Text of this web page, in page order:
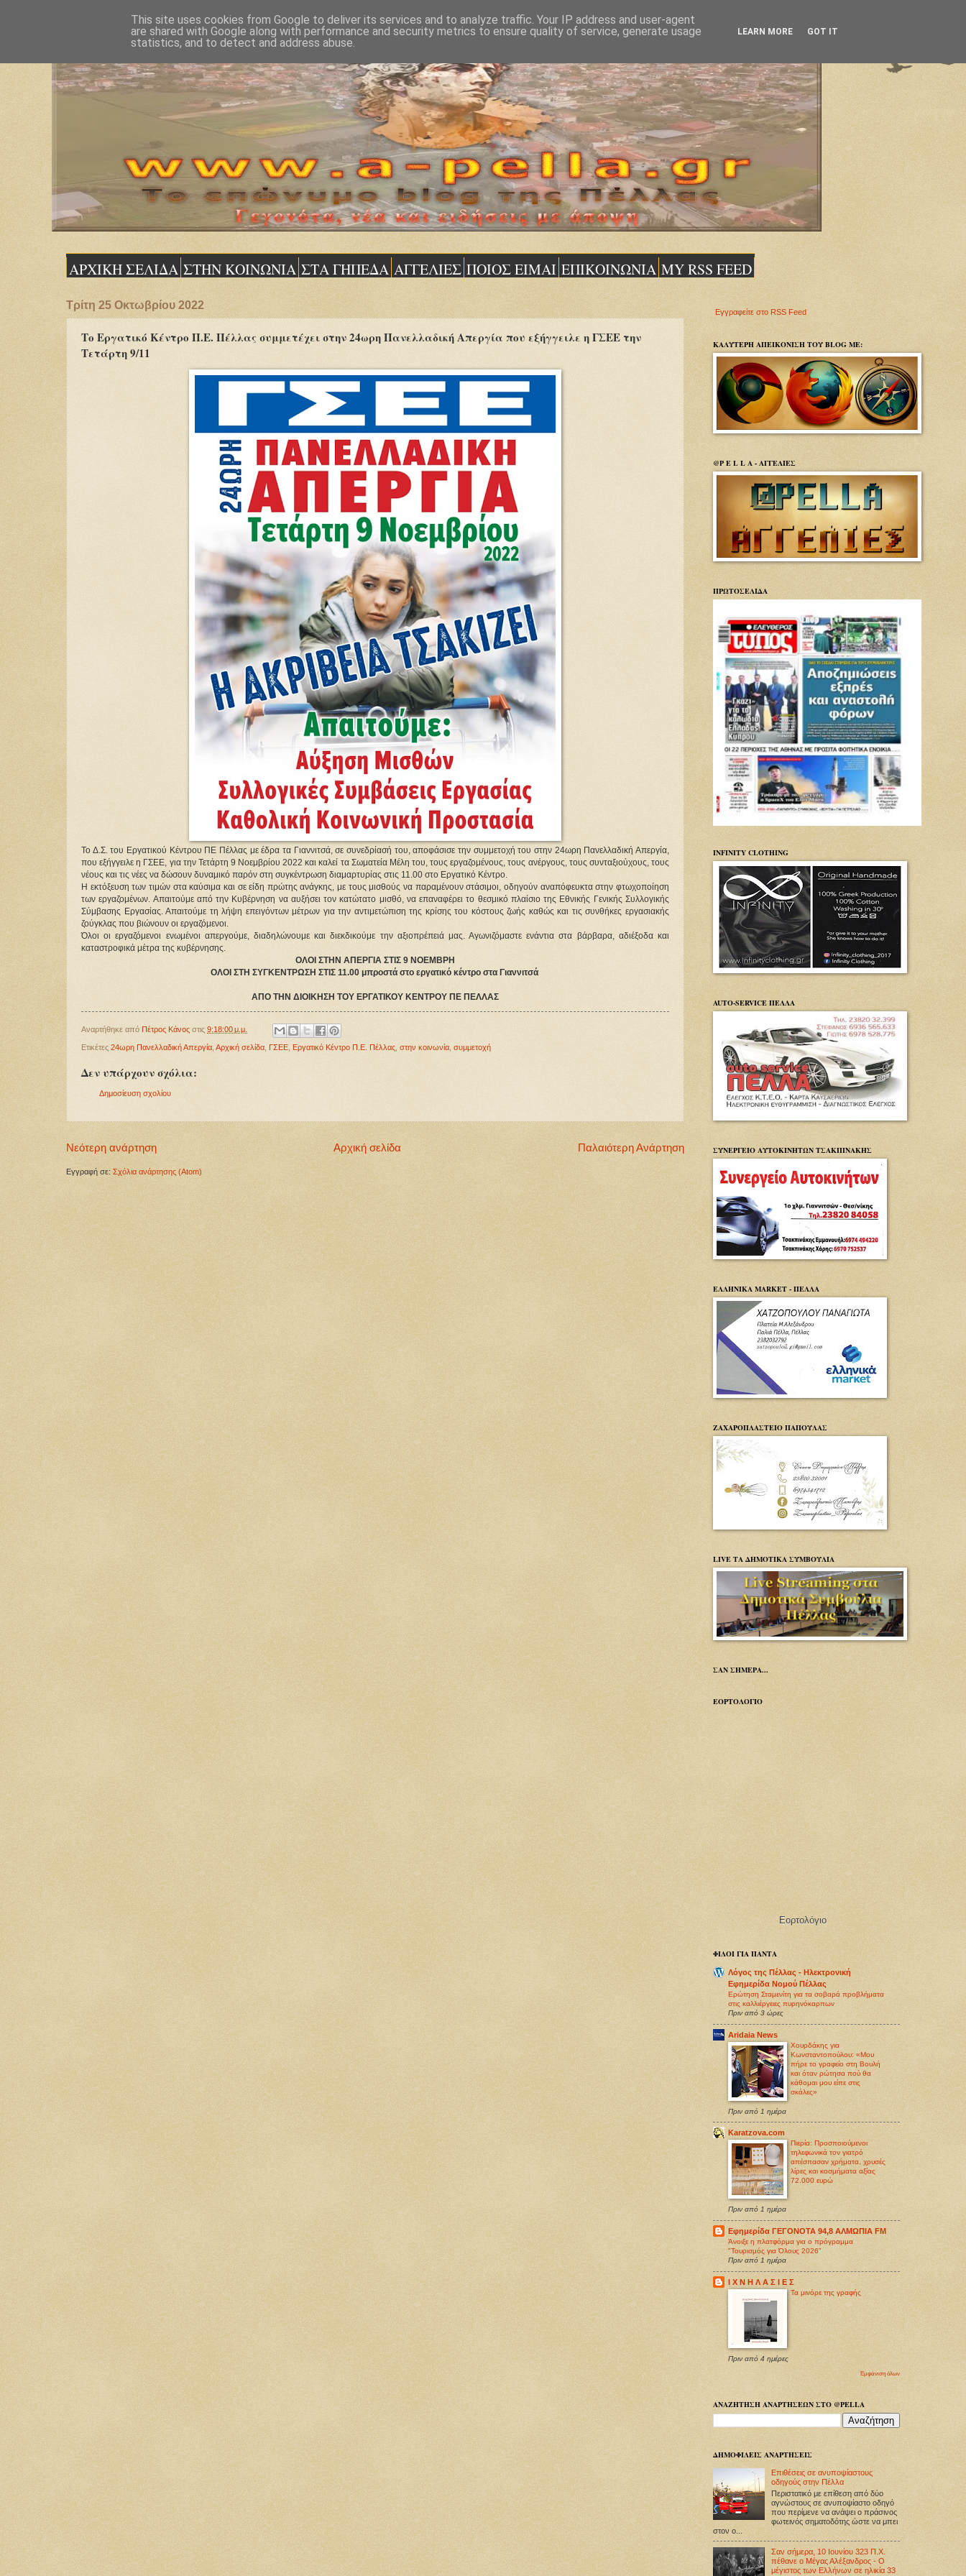
ΑΡΧΙΚΗ ΣΕΛΙΔΑ ΣΤΗΝ ΚΟΙΝΩΝΙΑ ΣΤΑ ΓΗΠΕΔΑ ΑΓΓΕΛΙΕΣ ΠΟΙΟΣ ΕΙΜΑΙ ΕΠΙΚΟΙΝΩΝΙΑ MY RSS FEED
Τρίτη 25 Οκτωβρίου 2022
Το Εργατικό Κέντρο Π.Ε. Πέλλας συμμετέχει στην 24ωρη Πανελλαδική Απεργία που εξήγγειλε η ΓΣΕΕ την
Τετάρτη 9/11
Το Δ.Σ. του Εργατικού Κέντρου ΠΕ Πέλλας με έδρα τα Γιαννιτσά, σε συνεδρίασή του, αποφάσισε την συμμετοχή του στην 24ωρη Πανελλαδική Απεργία,
που εξήγγειλε η ΓΣΕΕ, για την Τετάρτη 9 Νοεμβρίου 2022 και καλεί τα Σωματεία Μέλη του, τους εργαζομένους, τους ανέργους, τους συνταξιούχους, τους
νέους και τις νέες να δώσουν δυναμικό παρόν στη συγκέντρωση διαμαρτυρίας στις 11.00 στο Εργατικό Κέντρο.
Η εκτόξευση των τιμών στα καύσιμα και σε είδη πρώτης ανάγκης, με τους μισθούς να παραμένουν στάσιμοι, οδηγούν αναπόφευκτα στην φτωχοποίηση
των εργαζομένων. Απαιτούμε από την Κυβέρνηση να αυξήσει τον κατώτατο μισθό, να επαναφέρει το θεσμικό πλαίσιο της Εθνικής Γενικής Συλλογικής
Σύμβασης Εργασίας. Απαιτούμε τη λήψη επειγόντων μέτρων για την αντιμετώπιση της κρίσης του κόστους ζωής καθώς και τις συνθήκες εργασιακής
ζούγκλας που βιώνουν οι εργαζόμενοι.
Όλοι οι εργαζόμενοι ενωμένοι απεργούμε, διαδηλώνουμε καιδιεκδικούμε την αξιοπρέπειά μας. Αγωνιζόμαστε ενάντια στα βάρβαρα, αδιέξοδα και
καταστροφικά μέτρα της κυβέρνησης.
ΟΛΟΙ ΣΤΗΝ ΑΠΕΡΓΙΑ ΣΤΙΣ 9 ΝΟΕΜΒΡΗ
ΟΛΟΙ ΣΤΗ ΣΥΓΚΕΝΤΡΩΣΗ ΣΤΙΣ 11.00 μπροστά στο εργατικό κέντρο στα Γιαννιτσά
ΑΠΟ ΤΗΝ ΔΙΟΙΚΗΣΗ ΤΟΥ ΕΡΓΑΤΙΚΟΥ ΚΕΝΤΡΟΥ ΠΕ ΠΕΛΛΑΣ
Αναρτήθηκε από Πέτρος Κάνος στις 9:18:00 μ.μ.
Ετικέτες 24ωρη Πανελλαδική Απεργία Αρχική σελίδα ΓΣΕΕ Εργατικό Κέντρο Π.Ε. Πέλλας στην κοινωνία συμμετοχή
Δεν υπάρχουν σχόλια:
Δημοσίευση σχολίου
Νεότερη ανάρτηση Παλαιότερη Ανάρτηση
Αρχική σελίδα
Εγγραφή σε: Σχόλια ανάρτησης (Atom)
Εγγραφείτε στο RSS Feed
ΚΑΛΥΤΕΡΗ ΑΠΕΙΚΟΝΙΣΗ ΤΟΥ BLOG ΜΕ:
@P E L L A - ΑΓΓΕΛΙΕΣ
ΠΡΩΤΟΣΕΛΙΔΑ
INFINITY CLOTHING
AUTO-SERVICE ΠΕΛΛΑ
ΣΥΝΕΡΓΕΙΟ ΑΥΤΟΚΙΝΗΤΩΝ ΤΣΑΚΠΙΝΑΚΗΣ
ΕΛΛΗΝΙΚΑ MARKET - ΠΕΛΛΑ
ΖΑΧΑΡΟΠΛΑΣΤΕΙΟ ΠΑΠΟΥΛΑΣ
LIVE ΤΑ ΔΗΜΟΤΙΚΑ ΣΥΜΒΟΥΛΙΑ
ΣΑΝ ΣΗΜΕΡΑ...
ΕΟΡΤΟΛΟΓΙΟ
Εορτολόγιο
ΦΙΛΟΙ ΓΙΑ ΠΑΝΤΑ
Λόγος της Πέλλας - Ηλεκτρονική
Εφημερίδα Νομού Πέλλας
Ερώτηση Σταμενίτη για τα σοβαρά προβλήματα
στις καλλιέργειες πυρηνόκαρπων
Πριν από 3 ώρες
Aridaia News
Χουρδάκης για
Κωνσταντοπούλου: «Μου
πήρε το γραφείο στη Βουλή
και όταν ρώτησα πού θα
κάθομαι μου είπε στις
σκάλες»
Πριν από 1 ημέρα
Karatzova.com
Πιερία: Προσποιούμενοι
τηλεφωνικά τον γιατρό
απέσπασαν χρήματα, χρυσές
λίρες και κοσμήματα αξίας
72.000 ευρώ
Πριν από 1 ημέρα
Εφημερίδα ΓΕΓΟΝΟΤΑ 94,8 ΑΛΜΩΠΙΑ FM
Άνοιξε η πλατφόρμα για ο πρόγραμμα
"Τουρισμός για Όλους 2026"
Πριν από 1 ημέρα
Ι Χ Ν Η Λ Α Σ Ι Ε Σ
Τα μινόρε της γραφής
Πριν από 4 ημέρες
Εμφάνιση όλων
ΑΝΑΖΗΤΗΣΗ ΑΝΑΡΤΗΣΕΩΝ ΣΤΟ @PELLA
ΔΗΜΟΦΙΛΕΙΣ ΑΝΑΡΤΗΣΕΙΣ
Επιθέσεις σε ανυποψίαστους
οδηγούς στην Πέλλα
Περιστατικό με επίθεση από δύο
αγνώστους σε ανυποψίαστο οδηγό
που περίμενε να ανάψει ο πράσινος
φωτεινός σηματοδότης ώστε να μπει
στον ο...
Σαν σήμερα, 10 Ιουνίου 323 Π.Χ.
πέθανε ο Μέγας Αλέξανδρος - Ο
μέγιστος των Ελλήνων σε ηλικία 33
This site uses cookies from Google to deliver its services and to analyze traffic. Your IP address and user-agent
are shared with Google along with performance and security metrics to ensure quality of service, generate usage
statistics, and to detect and address abuse.
LEARN MORE GOT IT